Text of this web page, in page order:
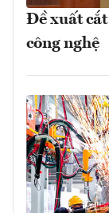
Đề xuất
công nghệ